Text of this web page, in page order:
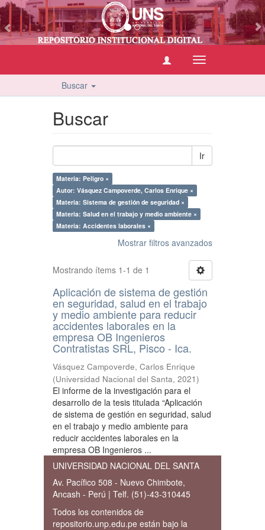
Cambiar
navegación
Buscar
Buscar
Ir
Materia: Peligro ×
Autor: Vásquez Campoverde, Carlos Enrique ×
Materia: Sistema de gestión de seguridad ×
Materia: Salud en el trabajo y medio ambiente ×
Materia: Accidentes laborales ×
Mostrar filtros avanzados
Mostrando ítems 1-1 de 1
Aplicación de sistema de gestión
en seguridad, salud en el trabajo
y medio ambiente para reducir
accidentes laborales en la
empresa OB Ingenieros
Contratistas SRL, Pisco - Ica.
Vásquez Campoverde, Carlos Enrique
(Universidad Nacional del Santa, 2021)
El informe de la investigación para el
desarrollo de la tesis titulada “Aplicación
de sistema de gestión en seguridad, salud
en el trabajo y medio ambiente para
reducir accidentes laborales en la
empresa OB Ingenieros ...
UNIVERSIDAD NACIONAL DEL SANTA
Av. Pacífico 508 - Nuevo Chimbote,
Ancash - Perú | Telf. (51)-43-310445
Todos los contenidos de
repositorio.unp.edu.pe están bajo la